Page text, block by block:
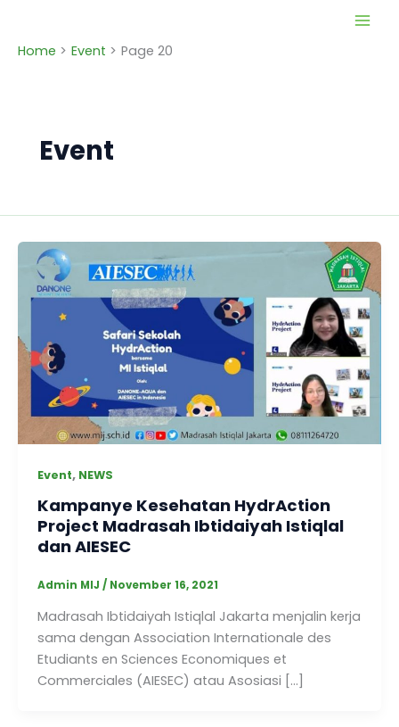
content
Home Event Page 20
Event
Event, NEWS
Kampanye Kesehatan HydrAction
Project Madrasah Ibtidaiyah Istiqlal
dan AIESEC
Admin MIJ / November 16, 2021
Madrasah Ibtidaiyah Istiqlal Jakarta menjalin kerja
sama dengan Association Internationale des
Etudiants en Sciences Economiques et
Commerciales (AIESEC) atau Asosiasi […]